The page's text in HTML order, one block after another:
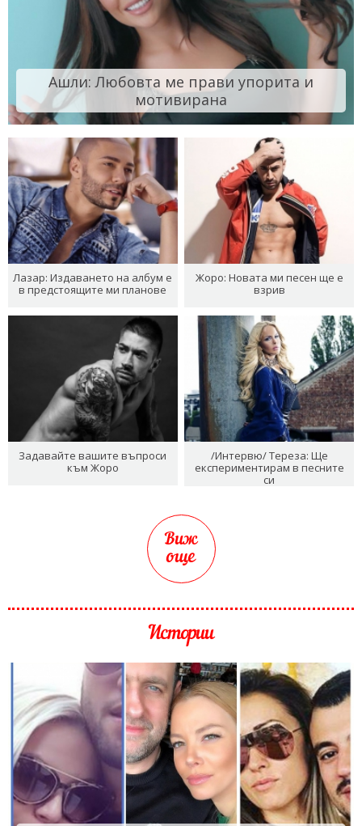
Ашли: Любовта ме прави упорита и
мотивирана
Лазар: Издаването на албум е
в предстоящите ми планове
Жоро: Новата ми песен ще е
взрив
Задавайте вашите въпроси
към Жоро
/Интервю/ Тереза: Ще
експериментирам в песните
си
Виж
още
Истории